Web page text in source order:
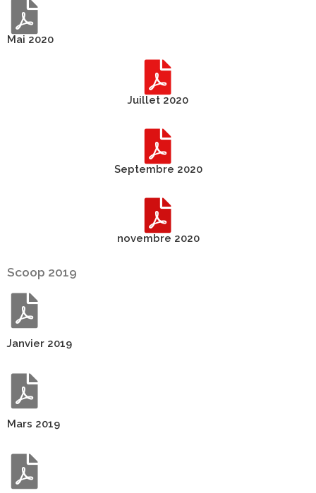
Mai 2020
Juillet 2020
Septembre 2020
novembre 2020
Scoop 2019
Janvier 2019
Mars 2019